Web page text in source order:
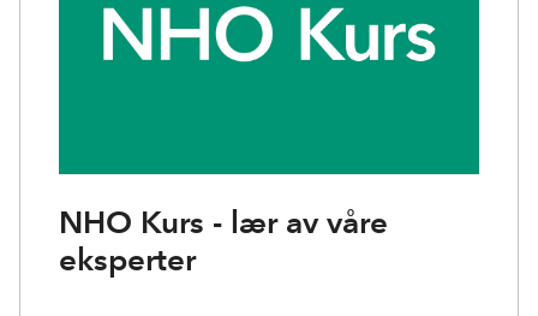
NHO Kurs - lær av våre
eksperter